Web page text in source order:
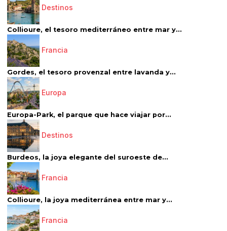
Destinos
Collioure, el tesoro mediterráneo entre mar y...
Francia
Gordes, el tesoro provenzal entre lavanda y...
Europa
Europa-Park, el parque que hace viajar por...
Destinos
Burdeos, la joya elegante del suroeste de...
Francia
Collioure, la joya mediterránea entre mar y...
Francia